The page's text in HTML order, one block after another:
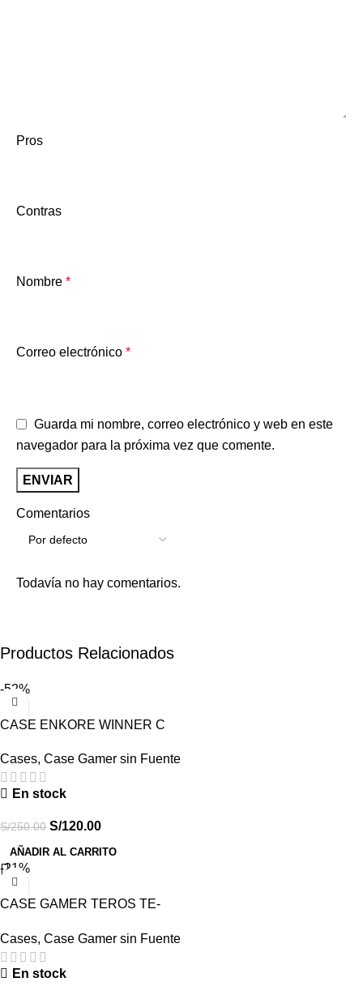
Comentarios
Todavía no hay comentarios.
Pros
Contras
Nombre *
Correo electrónico *
Guarda mi nombre, correo electrónico y web en este
navegador para la próxima vez que comente.
Productos Relacionados
-52%
CASE ENKORE WINNER C
Cases, Case Gamer sin Fuente
En stock
S/250.00 S/120.00
AÑADIR AL CARRITO
-21%
CASE GAMER TEROS TE-
/ USB 2.0, AUDIO,
VENTILADOR ARGB, NEGRO
Cases, Case Gamer sin Fuente
En stock